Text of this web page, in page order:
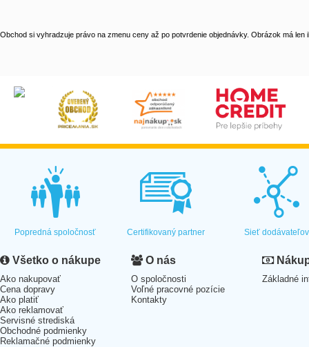
Obchod si vyhradzuje právo na zmenu ceny až po potvrdenie objednávky. Obrázok má len
Popredná spoločnosť Certifikovaný partner Sieť dodávateľov
Všetko o nákupe
Ako nakupovať
Cena dopravy
Ako platiť
Ako reklamovať
Servisné strediská
Obchodné podmienky
Reklamačné podmienky
O nás
O spoločnosti
Voľné pracovné pozície
Kontakty
Základné